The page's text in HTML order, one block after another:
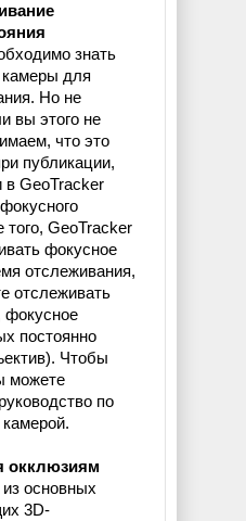
знать
камеры для
Но не
вы этого не
что это
публикации,
в GeoTracker
того, GeoTracker
фокусное
отслеживания,
отслеживать
фокусное
постоянно
Чтобы
можете
по
окклюзиям
основных
3D-